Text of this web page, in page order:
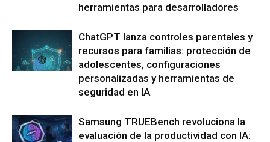
herramientas para desarrolladores
ChatGPT lanza controles parentales y
recursos para familias: protección de
adolescentes, configuraciones
personalizadas y herramientas de
seguridad en IA
Samsung TRUEBench revoluciona la
evaluación de la productividad con IA: